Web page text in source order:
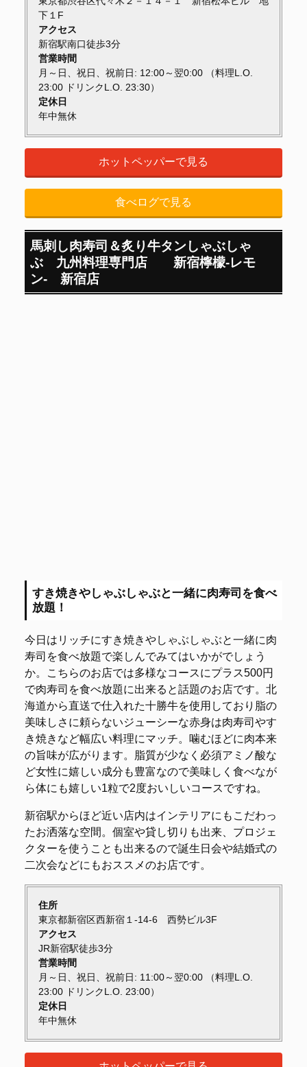
下１F
アクセス
新宿駅南口徒歩3分
営業時間
月～日、祝日、祝前日: 12:00～翌0:00 （料理L.O.
23:00 ドリンクL.O. 23:30）
定休日
年中無休
ホットペッパーで見る
食べログで見る
馬刺し肉寿司＆炙り牛タンしゃぶしゃ
ぶ 九州料理専門店 新宿檸檬-レモ
ン- 新宿店
すき焼きやしゃぶしゃぶと一緒に肉寿司を食べ
放題！
今日はリッチにすき焼きやしゃぶしゃぶと一緒に肉
寿司を食べ放題で楽しんでみてはいかがでしょう
か。こちらのお店では多様なコースにプラス500円
で肉寿司を食べ放題に出来ると話題のお店です。北
海道から直送で仕入れた十勝牛を使用しており脂の
美味しさに頼らないジューシーな赤身は肉寿司やす
き焼きなど幅広い料理にマッチ。噛むほどに肉本来
の旨味が広がります。脂質が少なく必須アミノ酸な
ど女性に嬉しい成分も豊富なので美味しく食べなが
ら体にも嬉しい1粒で2度おいしいコースですね。
新宿駅からほど近い店内はインテリアにもこだわっ
たお洒落な空間。個室や貸し切りも出来、プロジェ
クターを使うことも出来るので誕生日会や結婚式の
二次会などにもおススメのお店です。
住所
東京都新宿区西新宿１-14-6 西勢ビル3F
アクセス
JR新宿駅徒歩3分
営業時間
月～日、祝日、祝前日: 11:00～翌0:00 （料理L.O.
23:00 ドリンクL.O. 23:00）
定休日
年中無休